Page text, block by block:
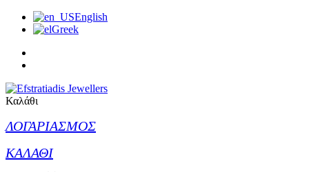
English
Greek
Καλάθι
ΛΟΓΑΡΙΑΣΜΟΣ
ΚΑΛΑΘΙ